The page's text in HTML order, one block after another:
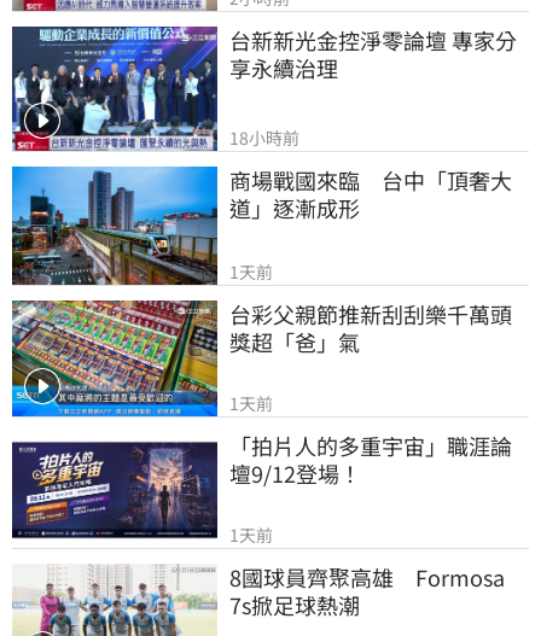
台新新光金控淨零論壇 專家分
享永續治理
18小時前
商場戰國來臨　台中「頂奢大
道」逐漸成形
1天前
台彩父親節推新刮刮樂千萬頭
獎超「爸」氣
1天前
「拍片人的多重宇宙」職涯論
壇9/12登場！
1天前
8國球員齊聚高雄　Formosa
7s掀足球熱潮